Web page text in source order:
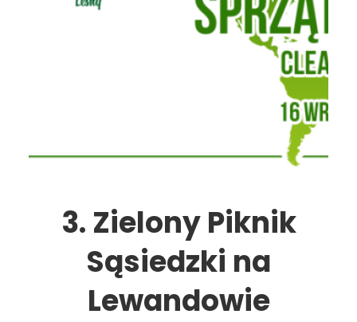
3. Zielony Piknik
Sąsiedzki na
Lewandowie